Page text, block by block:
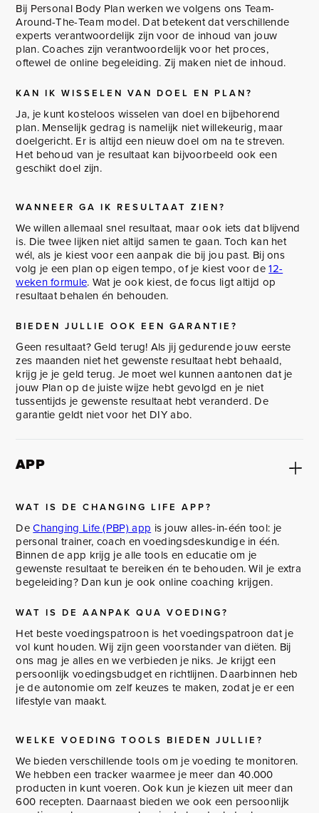
Bij Personal Body Plan werken we volgens ons Team-
Around-The-Team model. Dat betekent dat verschillende
experts verantwoordelijk zijn voor de inhoud van jouw
plan. Coaches zijn verantwoordelijk voor het proces,
oftewel de online begeleiding. Zij maken niet de inhoud.
KAN IK WISSELEN VAN DOEL EN PLAN?
Ja, je kunt kosteloos wisselen van doel en bijbehorend
plan. Menselijk gedrag is namelijk niet willekeurig, maar
doelgericht. Er is altijd een nieuw doel om na te streven.
Het behoud van je resultaat kan bijvoorbeeld ook een
geschikt doel zijn.
WANNEER GA IK RESULTAAT ZIEN?
We willen allemaal snel resultaat, maar ook iets dat blijvend
is. Die twee lijken niet altijd samen te gaan. Toch kan het
wél, als je kiest voor een aanpak die bij jou past. Bij ons
volg je een plan op eigen tempo, of je kiest voor de12-
weken formule. Wat je ook kiest, de focus ligt altijd op
resultaat behalen én behouden.
BIEDEN JULLIE OOK EEN GARANTIE?
Geen resultaat? Geld terug! Als jij gedurende jouw eerste
zes maanden niet het gewenste resultaat hebt behaald,
krijg je je geld terug. Je moet wel kunnen aantonen dat je
jouw Plan op de juiste wijze hebt gevolgd en je niet
tussentijds je gewenste resultaat hebt veranderd. De
garantie geldt niet voor het DIY abo.
APP
WAT IS DE CHANGING LIFE APP?
DeChanging Life (PBP) app is jouw alles-in-één tool: je
personal trainer, coach en voedingsdeskundige in één.
Binnen de app krijg je alle tools en educatie om je
gewenste resultaat te bereiken én te behouden. Wil je extra
begeleiding? Dan kun je ook online coaching krijgen.
WAT IS DE AANPAK QUA VOEDING?
Het beste voedingspatroon is het voedingspatroon dat je
vol kunt houden. Wij zijn geen voorstander van diëten. Bij
ons mag je alles en we verbieden je niks. Je krijgt een
persoonlijk voedingsbudget en richtlijnen. Daarbinnen heb
je de autonomie om zelf keuzes te maken, zodat je er een
lifestyle van maakt.
WELKE VOEDING TOOLS BIEDEN JULLIE?
We bieden verschillende tools om je voeding te monitoren.
We hebben een tracker waarmee je meer dan 40.000
producten in kunt voeren. Ook kun je kiezen uit meer dan
600 recepten. Daarnaast bieden we ook een persoonlijk